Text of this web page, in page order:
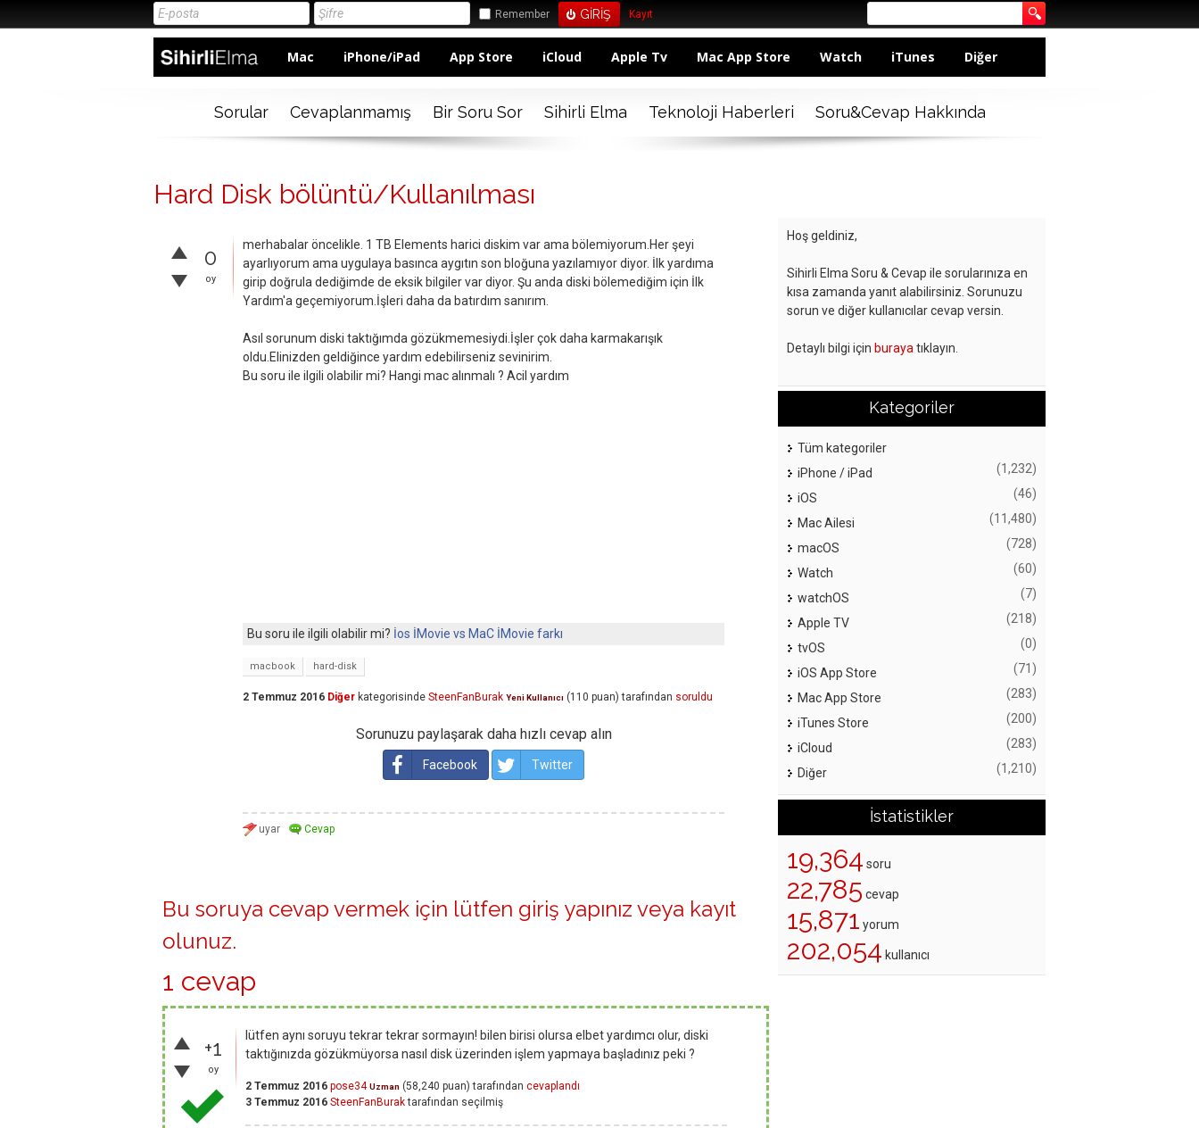
Remember Kayıt
Mac iPhone/iPad App Store iCloud Apple Tv Mac App Store Watch iTunes Diğer
Sorular Cevaplanmamış Bir Soru Sor Sihirli Elma Teknoloji Haberleri Soru&Cevap Hakkında
Hard Disk bölüntü/Kullanılması
0
oy
merhabalar öncelikle. 1 TB Elements harici diskim var ama bölemiyorum.Her şeyi
ayarlıyorum ama uygulaya basınca aygıtın son bloğuna yazılamıyor diyor. İlk yardıma
girip doğrula dediğimde de eksik bilgiler var diyor. Şu anda diski bölemediğim için İlk
Yardım'a geçemiyorum.İşleri daha da batırdım sanırım.
Asıl sorunum diski taktığımda gözükmemesiydi.İşler çok daha karmakarışık
oldu.Elinizden geldiğince yardım edebilirseniz sevinirim.
Bu soru ile ilgili olabilir mi? Hangi mac alınmalı ? Acil yardım
Bu soru ile ilgili olabilir mi? İos İMovie vs MaC İMovie farkı
macbook hard-disk
2 Temmuz 2016 Diğer kategorisinde SteenFanBurak Yeni Kullanıcı (110 puan) tarafından soruldu
Sorunuzu paylaşarak daha hızlı cevap alın
Facebook Twitter
Bu soruya cevap vermek için lütfen giriş yapınız veya kayıt
olunuz.
1 cevap
+1
oy
lütfen aynı soruyu tekrar tekrar sormayın! bilen birisi olursa elbet yardımcı olur, diski
taktığınızda gözükmüyorsa nasıl disk üzerinden işlem yapmaya başladınız peki ?
2 Temmuz 2016 pose34 Uzman (58,240 puan) tarafından cevaplandı
3 Temmuz 2016 SteenFanBuraktarafından seçilmiş
Hoş geldiniz,
Sihirli Elma Soru & Cevap ile sorularınıza en
kısa zamanda yanıt alabilirsiniz. Sorunuzu
sorun ve diğer kullanıcılar cevap versin.
Detaylı bilgi için buraya tıklayın.
Kategoriler
Tüm kategoriler
iPhone / iPad
(1,232)
iOS (46)
Mac Ailesi (11,480)
macOS (728)
Watch (60)
watchOS (7)
Apple TV (218)
tvOS (0)
iOS App Store (71)
Mac App Store (283)
iTunes Store (200)
iCloud (283)
Diğer (1,210)
İstatistikler
19,364 soru
22,785 cevap
15,871 yorum
202,054 kullanıcı